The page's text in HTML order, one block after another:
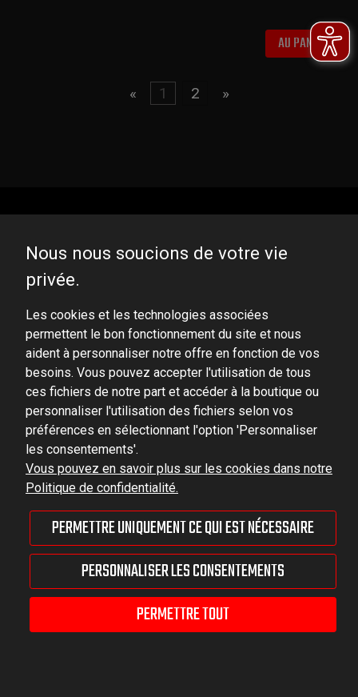
AU PANIER
« 1 2 »
DOMINATOR GROUP Sp. z o.o.
Ludowa 59, 43-514 Kaniów, POLAND
VAT ID No.: 6521751083
dominator@dominator.pl
© Copyright 2022 | Dominator Group Sp. z o. o.
AFFICHER LA VERSION COMPLÈTE DU SITE
Nous nous soucions de votre vie
privée.
Les cookies et les technologies associées
permettent le bon fonctionnement du site et nous
aident à personnaliser notre offre en fonction de vos
besoins. Vous pouvez accepter l'utilisation de tous
ces fichiers de notre part et accéder à la boutique ou
personnaliser l'utilisation des fichiers selon vos
préférences en sélectionnant l'option 'Personnaliser
les consentements'.
Vous pouvez en savoir plus sur les cookies dans notre
Politique de confidentialité.
PERMETTRE UNIQUEMENT CE QUI EST NÉCESSAIRE
PERSONNALISER LES CONSENTEMENTS
PERMETTRE TOUT